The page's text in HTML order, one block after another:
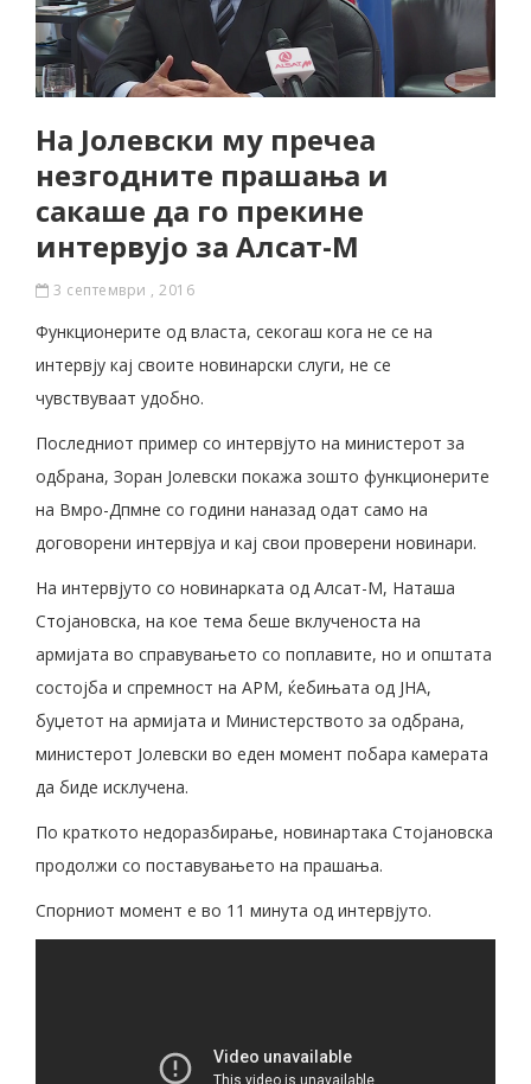
На Јолевски му пречеа
незгодните прашања и
сакаше да го прекине
интервујо за Алсат-М
3 септември , 2016
Функционерите од власта, секогаш кога не се на
интервју кај своите новинарски слуги, не се
чувствуваат удобно.
Последниот пример со интервјуто на министерот за
одбрана, Зоран Јолевски покажа зошто функционерите
на Вмро-Дпмне со години наназад одат само на
договорени интервјуа и кај свои проверени новинари.
На интервјуто со новинарката од Алсат-М, Наташа
Стојановска, на кое тема беше вклученоста на
армијата во справувањето со поплавите, но и општата
состојба и спремност на АРМ, ќебињата од ЈНА,
буџетот на армијата и Министерството за одбрана,
министерот Јолевски во еден момент побара камерата
да биде исклучена.
По краткото недоразбирање, новинартака Стојановска
продолжи со поставувањето на прашања.
Спорниот момент е во 11 минута од интервјуто.